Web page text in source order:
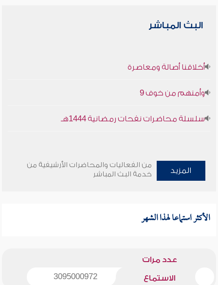
البث المباشر
أخلاقنا أصالة ومعاصرة
وأمنهم من خوف 9
سلسلة محاضرات نفحات رمضانية 1444هـ
المزيد
من الفعاليات والمحاضرات الأرشيفية من
خدمة البث المباشر
الأكثر استماعا لهذا الشهر
عدد مرات
الاستماع 3095000972